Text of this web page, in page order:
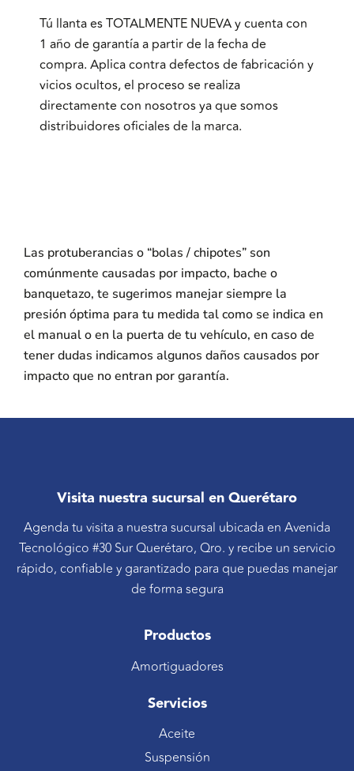
Tú llanta es TOTALMENTE NUEVA y cuenta con
1 año de garantía a partir de la fecha de
compra. Aplica contra defectos de fabricación y
vicios ocultos, el proceso se realiza
directamente con nosotros ya que somos
distribuidores oficiales de la marca.
Las protuberancias o “bolas / chipotes” son
comúnmente causadas por impacto, bache o
banquetazo, te sugerimos manejar siempre la
presión óptima para tu medida tal como se indica en
el manual o en la puerta de tu vehículo, en caso de
tener dudas indicamos algunos daños causados por
impacto que no entran por garantía.
Visita nuestra sucursal en Querétaro
Agenda tu visita a nuestra sucursal ubicada en Avenida
Tecnológico #30 Sur Querétaro, Qro. y recibe un servicio
rápido, confiable y garantizado para que puedas manejar
de forma segura
Productos
Amortiguadores
Servicios
Aceite
Suspensión